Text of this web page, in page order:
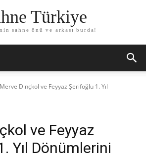
Türkiye
sahne önü ve arkası burda!
Merve Dinçkol ve Feyyaz Şerifoğlu 1. Yıl
ve Feyyaz
Yıl Dönümlerini